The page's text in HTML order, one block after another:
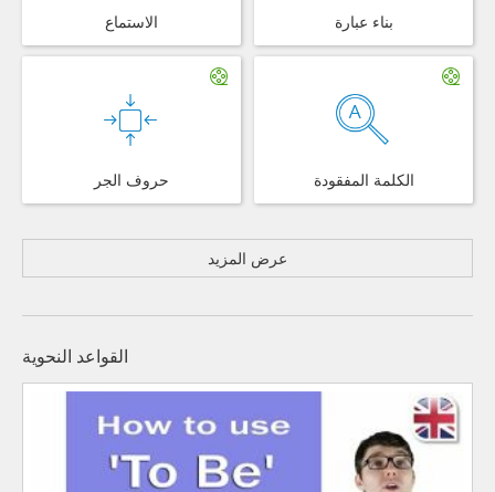
الاستماع بناء عبارة
حروف الجر الكلمة المفقودة
عرض المزيد
القواعد النحوية